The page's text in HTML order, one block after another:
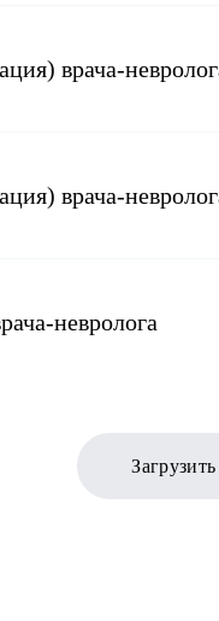
врача-
врача-
невролога